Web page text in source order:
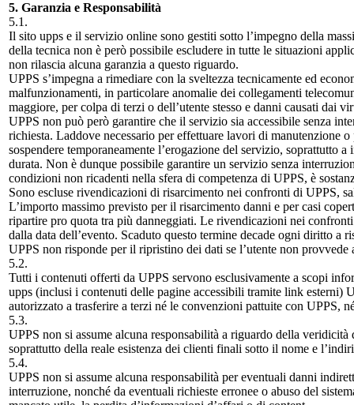
5. Garanzia e Responsabilità
5.1.
Il sito upps e il servizio online sono gestiti sotto l’impegno della
della tecnica non è però possibile escludere in tutte le situazioni
non rilascia alcuna garanzia a questo riguardo.
UPPS s’impegna a rimediare con la sveltezza tecnicamente ed
malfunzionamenti, in particolare anomalie dei collegamenti
maggiore, per colpa di terzi o dell’utente stesso e danni causati dai
UPPS non può però garantire che il servizio sia accessibile senza
richiesta. Laddove necessario per effettuare lavori di manutenzione
sospendere temporaneamente l’erogazione del servizio, soprattutto
durata. Non è dunque possibile garantire un servizio senza
condizioni non ricadenti nella sfera di competenza di UPPS, è
Sono escluse rivendicazioni di risarcimento nei confronti di UPPS,
L’importo massimo previsto per il risarcimento danni e per casi
ripartire pro quota tra più danneggiati. Le rivendicazioni nei
dalla data dell’evento. Scaduto questo termine decade ogni diritto a
UPPS non risponde per il ripristino dei dati se l’utente non provvede
5.2.
Tutti i contenuti offerti da UPPS servono esclusivamente a scopi
upps (inclusi i contenuti delle pagine accessibili tramite link esterni)
autorizzato a trasferire a terzi né le convenzioni pattuite con UPPS,
5.3.
UPPS non si assume alcuna responsabilità a riguardo della
soprattutto della reale esistenza dei clienti finali sotto il nome e
5.4.
UPPS non si assume alcuna responsabilità per eventuali danni
interruzione, nonché da eventuali richieste erronee o abuso del